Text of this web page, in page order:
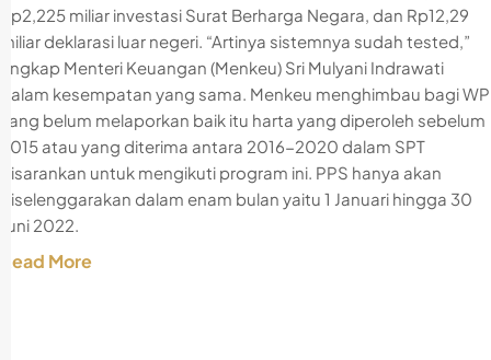
Rp2,225 miliar investasi Surat Berharga Negara, dan Rp12,29
miliar deklarasi luar negeri. “Artinya sistemnya sudah tested,”
ungkap Menteri Keuangan (Menkeu) Sri Mulyani Indrawati
dalam kesempatan yang sama. Menkeu menghimbau bagi WP
yang belum melaporkan baik itu harta yang diperoleh sebelum
2015 atau yang diterima antara 2016-2020 dalam SPT
disarankan untuk mengikuti program ini. PPS hanya akan
diselenggarakan dalam enam bulan yaitu 1 Januari hingga 30
Juni 2022.
Read More